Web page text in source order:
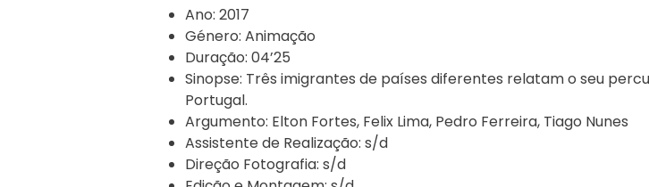
Ano: 2017
Género: Animação
Duração: 04’25
Sinopse: Três imigrantes de países diferentes relatam o seu
Portugal.
Argumento: Elton Fortes, Felix Lima, Pedro Ferreira, Tiago Nunes
Assistente de Realização: s/d
Direção Fotografia: s/d